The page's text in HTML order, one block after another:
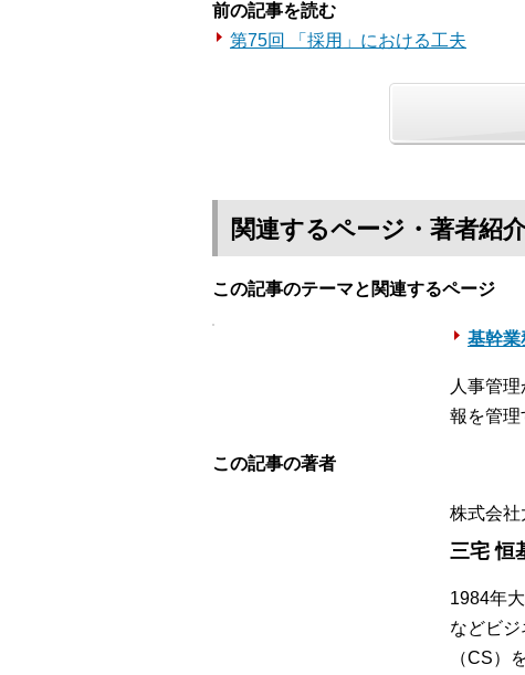
前の記事を読む
第75回 「採用」における工夫
関連するページ・著者紹
この記事のテーマと関連するページ
基幹
人事管
報を管理
この記事の著者
株式会
三宅 恒
1984年
などビ
（CS）